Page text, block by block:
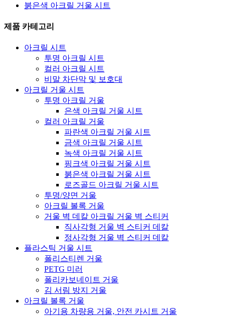
붉은색 아크릴 거울 시트
제품 카테고리
아크릴 시트
투명 아크릴 시트
컬러 아크릴 시트
비말 차단막 및 보호대
아크릴 거울 시트
투명 아크릴 거울
은색 아크릴 거울 시트
컬러 아크릴 거울
파란색 아크릴 거울 시트
금색 아크릴 거울 시트
녹색 아크릴 거울 시트
핑크색 아크릴 거울 시트
붉은색 아크릴 거울 시트
로즈골드 아크릴 거울 시트
투명/양면 거울
아크릴 볼록 거울
거울 벽 데칼 아크릴 거울 벽 스티커
직사각형 거울 벽 스티커 데칼
정사각형 거울 벽 스티커 데칼
플라스틱 거울 시트
폴리스티렌 거울
PETG 미러
폴리카보네이트 거울
김 서림 방지 거울
아크릴 볼록 거울
아기용 차량용 거울, 안전 카시트 거울